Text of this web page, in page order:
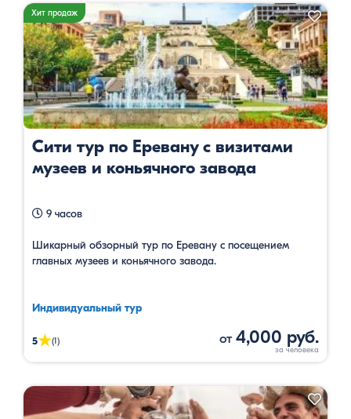
Хит продаж
Сити тур по Еревану с визитами
музеев и коньячного завода
9 часов
Шикарный обзорный тур по Еревану с посещением
главных музеев и коньячного завода.
Индивидуальный тур
5★(1) от 4,000 руб.